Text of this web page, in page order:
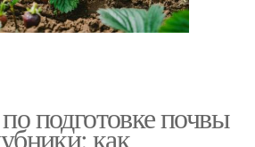
подготовке почвы
как